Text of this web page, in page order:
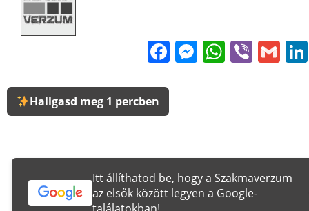
FacebookViber
Hallgasd meg 1 percben
Itt állíthatod be, hogy a Szakmaverzum
az elsők között legyen a Google-